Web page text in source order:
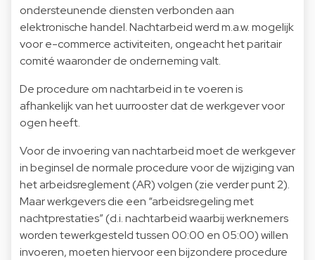
ondersteunende diensten verbonden aan
elektronische handel. Nachtarbeid werd m.a.w. mogelijk
voor e-commerce activiteiten, ongeacht het paritair
comité waaronder de onderneming valt.
De procedure om nachtarbeid in te voeren is
afhankelijk van het uurrooster dat de werkgever voor
ogen heeft.
Voor de invoering van nachtarbeid moet de werkgever
in beginsel de normale procedure voor de wijziging van
het arbeidsreglement (AR) volgen (zie verder punt 2).
Maar werkgevers die een “arbeidsregeling met
nachtprestaties” (d.i. nachtarbeid waarbij werknemers
worden tewerkgesteld tussen 00:00 en 05:00) willen
invoeren, moeten hiervoor een bijzondere procedure